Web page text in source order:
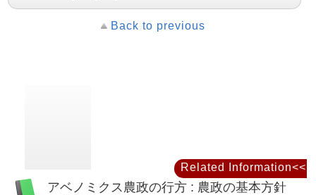
Back to previous
アベノミクス農政の行方 : 農政の基本方針
Related Information<<